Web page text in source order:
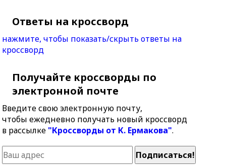
Ответы на кроссворд
нажмите, чтобы показать/скрыть ответы на
кроссворд
Получайте кроссворды по
электронной почте
Введите свою электронную почту,
чтобы ежедневно получать новый кроссворд
в рассылке "Кроссворды от К. Ермакова".